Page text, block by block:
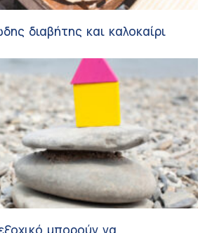
διαβήτης και καλοκαίρι